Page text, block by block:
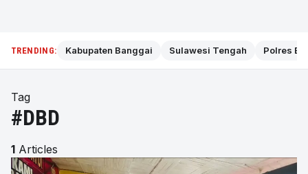
TRENDING: Kabupaten Banggai Sulawesi Tengah Polres
Tag
#DBD
1 Articles